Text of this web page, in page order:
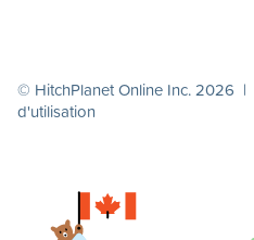
© HitchPlanet Online Inc. 2026 |
d'utilisation